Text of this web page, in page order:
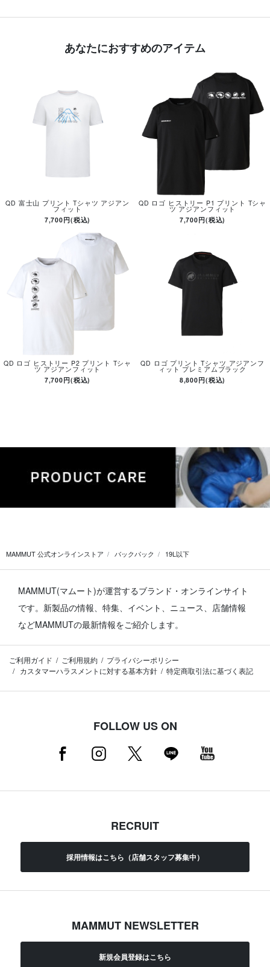
あなたにおすすめのアイテム
QD 富士山 プリント Tシャツ アジアン
フィット
7,700円(税込)
QD ロゴ ヒストリー P1 プリント Tシャ
ツ アジアンフィット
7,700円(税込)
QD ロゴ ヒストリー P2 プリント Tシャ
ツ アジアンフィット
7,700円(税込)
QD ロゴ プリント Tシャツ アジアンフ
ィット プレミアムブラック
8,800円(税込)
MAMMUT 公式オンラインストア バックパック 19L以下
MAMMUT(マムート)が運営するブランド・オンラインサイト
です。 新製品の情報、特集、イベント、ニュース、店舗情報
などMAMMUTの最新情報をご紹介します。
ご利用ガイド ご利用規約
プライバシーポリシー
カスタマーハラスメントに対する基本方針
特定商取引法に基づく表記
FOLLOW US ON
RECRUIT
採用情報はこちら（店舗スタッフ募集中）
MAMMUT NEWSLETTER
新規会員登録はこちら